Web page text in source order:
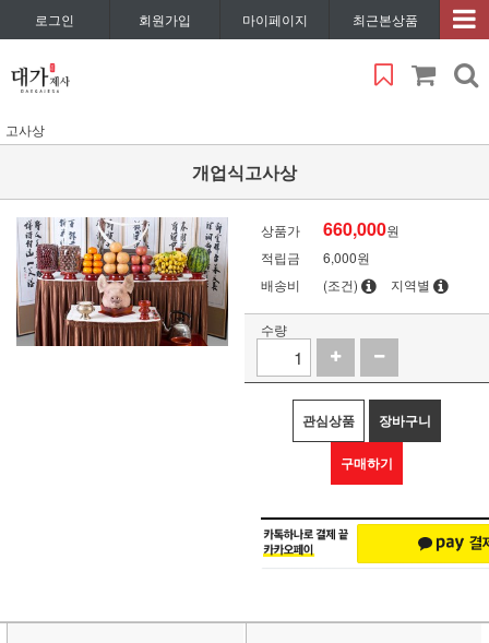
로그인 회원가입 마이페이지 최근본상품
고사상
개업식고사상
상품가 660,000원
적립금
6,000원
배송비
(조건) 지역별
수량
관심상품 장바구니
구매하기